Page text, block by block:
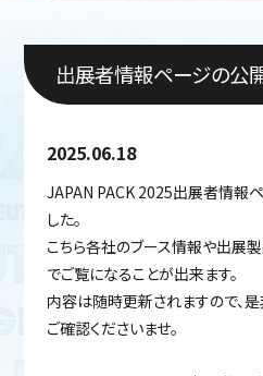
出展者情報ページの公
2025.06.18
JAPAN PACK 2025出展者情報
した。
こちら各社のブース情報や出展
でご覧になることが出来ます。
内容は随時更新されますので、
ご確認くださいませ。